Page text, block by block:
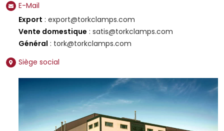
E-Mail
Export : export@torkclamps.com
Vente domestique : satis@torkclamps.com
Général : tork@torkclamps.com
Siège social